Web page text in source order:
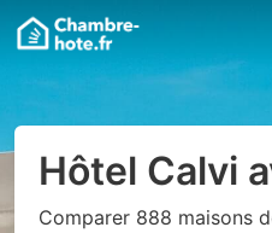
Hôtel Calvi
Comparer 888 maisons